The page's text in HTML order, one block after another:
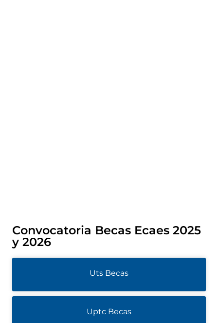
Convocatoria Becas Ecaes 2025
y 2026
Uts Becas
Uptc Becas